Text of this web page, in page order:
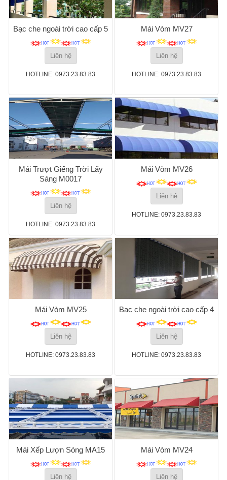
Bạc che ngoài trời cao cấp 5
Liên hệ
HOTLINE: 0973.23.83.83
Mái Vòm MV27
Liên hệ
HOTLINE: 0973.23.83.83
Mái Trượt Giếng Trời Lấy
Sáng M0017
Liên hệ
HOTLINE: 0973.23.83.83
Mái Vòm MV26
Liên hệ
HOTLINE: 0973.23.83.83
Mái Vòm MV25
Liên hệ
HOTLINE: 0973.23.83.83
Bạc che ngoài trời cao cấp 4
Liên hệ
HOTLINE: 0973.23.83.83
Mái Xếp Lượn Sóng MA15
Liên hệ
Mái Vòm MV24
Liên hệ